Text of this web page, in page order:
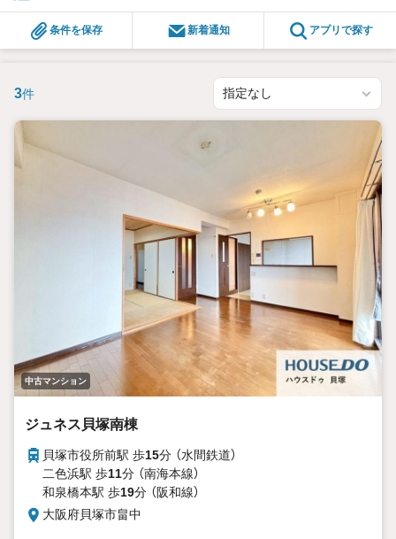
条件を保存 新着通知 アプリで探す
3件
中古マンション
ジュネス貝塚南棟
貝塚市役所前駅 歩15分 （水間鉄道）
二色浜駅 歩11分 （南海本線）
和泉橋本駅 歩19分 （阪和線）
大阪府貝塚市畠中